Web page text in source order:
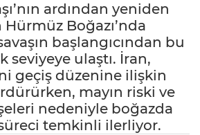
ardından yeniden
Hürmüz Boğazı’nda
başlangıcından bu
seviyeye ulaştı. İran,
geçiş düzenine ilişkin
mayın riski ve
nedeniyle boğazda
temkinli ilerliyor.